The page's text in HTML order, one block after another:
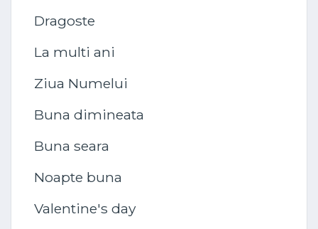
Dragoste
La multi ani
Ziua Numelui
Buna dimineata
Buna seara
Noapte buna
Valentine's day